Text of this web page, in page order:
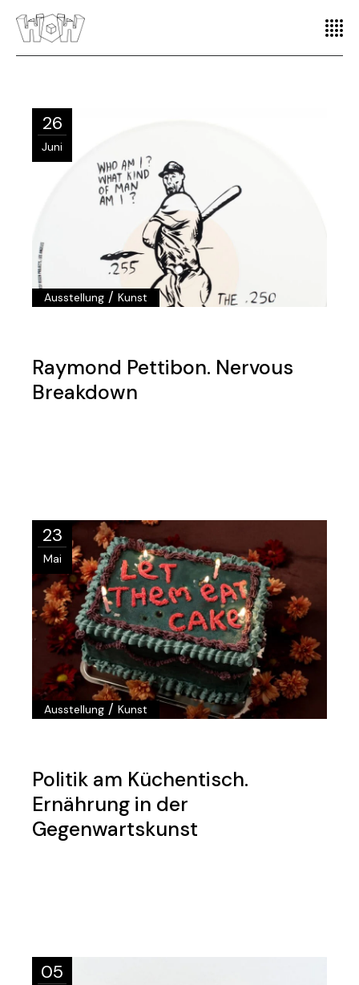
26
Juni
Ausstellung /Kunst
Raymond Pettibon. Nervous
Breakdown
23
Mai
Ausstellung /Kunst
Politik am Küchentisch.
Ernährung in der
Gegenwartskunst
05